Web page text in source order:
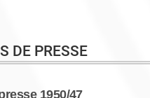
DE PRESSE
1950/47